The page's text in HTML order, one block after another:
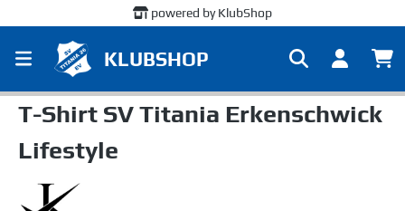
powered by KlubShop
KLUBSHOP
T-Shirt SV Titania Erkenschwick
Lifestyle